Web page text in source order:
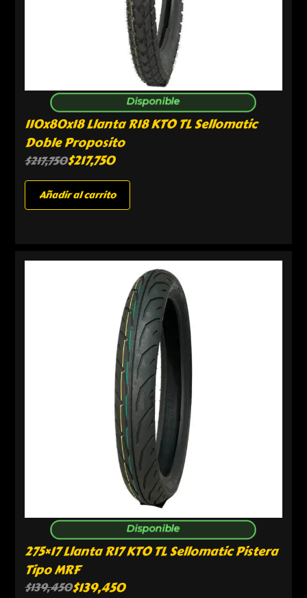
Disponible
110x80x18 Llanta R18 KTO TL Sellomatic
Doble Proposito
$217,750$217,750
Añadir al carrito
Disponible
275×17 Llanta R17 KTO TL Sellomatic Pistera
Tipo MRF
$139,450$139,450